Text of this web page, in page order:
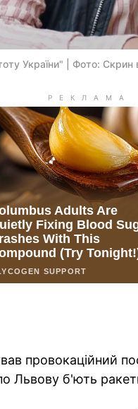
України" | Фото: Скрин
провокаційний
Львову б'ють